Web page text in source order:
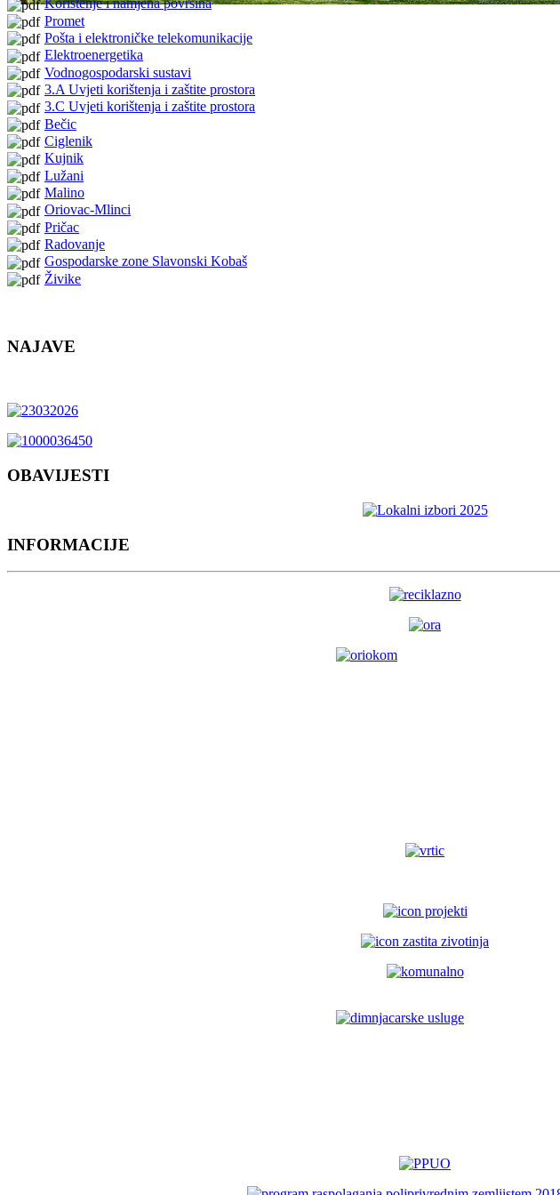
Korištenje i namjena površina
Promet
Pošta i elektroničke telekomunikacije
Elektroenergetika
Vodnogospodarski sustavi
3.A Uvjeti korištenja i zaštite prostora
3.C Uvjeti korištenja i zaštite prostora
Bečic
Ciglenik
Kujnik
Lužani
Malino
Oriovac-Mlinci
Pričac
Radovanje
Gospodarske zone Slavonski Kobaš
Živike
NAJAVE
OBAVIJESTI
INFORMACIJE